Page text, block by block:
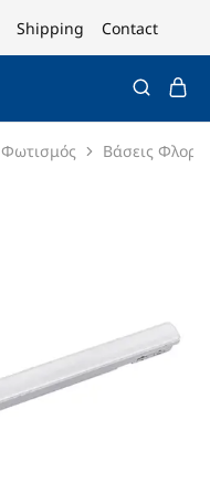
Shipping Contact
Φωτισμός Βάσεις